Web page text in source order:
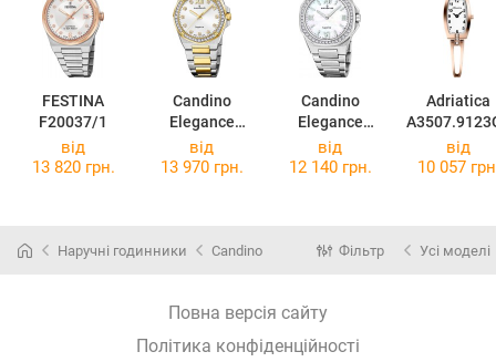
FESTINA
F20037/1
Candino
Elegance
C4752/1
Candino
Elegance
C4753/1
Adriatica
від
13 820 грн.
від
13 970 грн.
від
12 140 грн.
від
10 057
Наручні годинники Candino Фільтр Усі моделі
Повна версія сайту
Політика конфіденційності